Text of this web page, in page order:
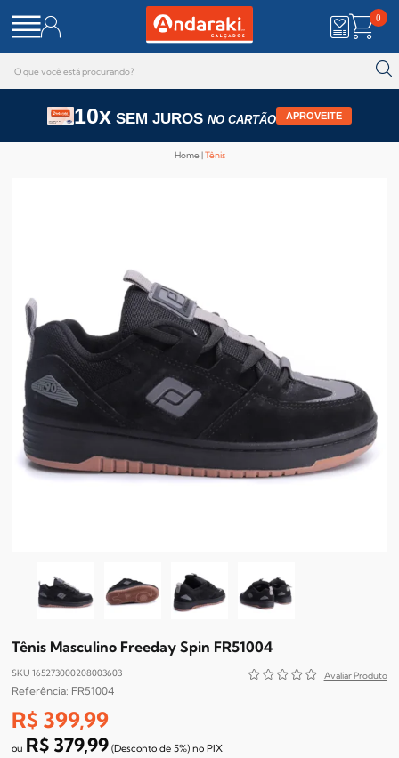
0
10x SEM JUROS NO CARTÃO APROVEITE
Home Tênis
Tênis Masculino Freeday Spin FR51004
SKU 165273000208003603
FR51004
R$ 399,99
R$ 379,99 (Desconto de 5%) no PIX